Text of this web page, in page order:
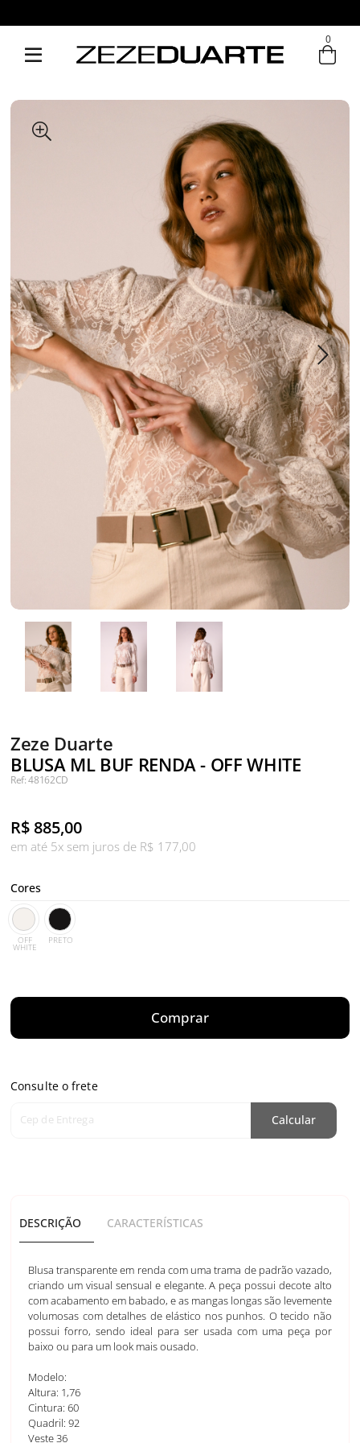
Entre com email ou cpf/cnpj
0
Zeze Duarte
BLUSA ML BUF RENDA - OFF WHITE
Ref: 48162CD
R$885,00
em até 5x sem juros de R$ 177,00
Cores
OFF
WHITE
PRETO
Comprar
Consulte o frete
Cep de Entrega Calcular
DESCRIÇÃO CARACTERÍSTICAS
Blusa transparente em renda com uma trama de padrão vazado,
criando um visual sensual e elegante. A peça possui decote alto
com acabamento em babado, e as mangas longas são levemente
volumosas com detalhes de elástico nos punhos. O tecido não
possui forro, sendo ideal para ser usada com uma peça por
baixo ou para um look mais ousado.
Modelo:
Altura: 1,76
Cintura: 60
Quadril: 92
Veste 36